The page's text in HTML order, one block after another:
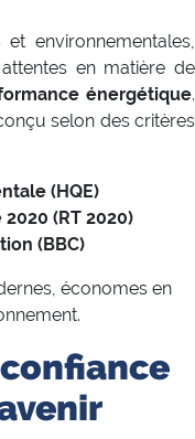
environnementales,
attentes en matière de
énergétique.
selon des critères
(HQE)
(RT 2020)
(BBC)
économes en